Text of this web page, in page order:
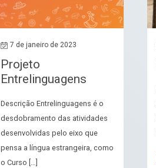
7 de janeiro de 2023
Projeto
Entrelinguagens
Descrição Entrelinguagens é o
desdobramento das atividades
desenvolvidas pelo eixo que
pensa a língua estrangeira, como
o Curso […]